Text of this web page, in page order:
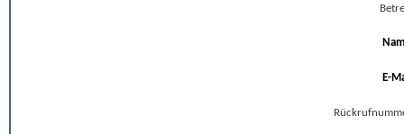
E-